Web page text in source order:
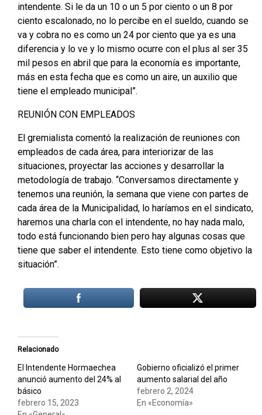
intendente. Si le da un 10 o un 5 por ciento o un 8 por
ciento escalonado, no lo percibe en el sueldo, cuando se
va y cobra no es como un 24 por ciento que ya es una
diferencia y lo ve y lo mismo ocurre con el plus al ser 35
mil pesos en abril que para la economía es importante,
más en esta fecha que es como un aire, un auxilio que
tiene el empleado municipal”.
REUNIÓN CON EMPLEADOS
El gremialista comentó la realización de reuniones con
empleados de cada área, para interiorizar de las
situaciones, proyectar las acciones y desarrollar la
metodología de trabajo. “Conversamos directamente y
tenemos una reunión, la semana que viene con partes de
cada área de la Municipalidad, lo haríamos en el sindicato,
haremos una charla con el intendente, no hay nada malo,
todo está funcionando bien pero hay algunas cosas que
tiene que saber el intendente. Esto tiene como objetivo la
situación”.
Relacionado
El Intendente Hormaechea
anunció aumento del 24% al
básico
febrero 15, 2023
Gobierno oficializó el primer
aumento salarial del año
febrero 2, 2024
En «Economía»